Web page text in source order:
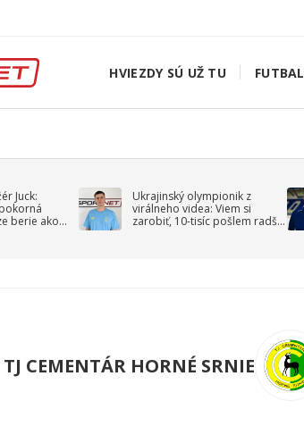
HVIEZDY SÚ UŽ TU FUTBAL
Juck:
berie ako
Ukrajinský olympionik z
virálneho videa: Viem si
zarobiť, 10-tisíc pošlem radšej
TJ CEMENTÁR HORNÉ SRNIE